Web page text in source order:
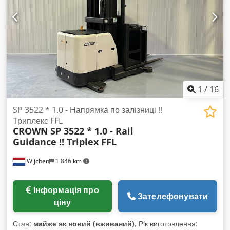
1 / 16
Wijchen 1 846 km
SP 3522 * 1.0 - Напрямка по залізниці !!
Триплекс FFL
CROWN SP 3522 * 1.0 - Rail
Guidance !! Triplex FFL
ціну
Зателефонувати
Стан: майже як новий (вживаний), Рік виготовлення: